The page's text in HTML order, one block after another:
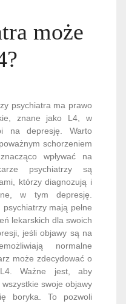
może
psychiatra ma prawo
znane jako L4, w
na depresję. Warto
schorzeniem
wpływać na
psychiatrzy są
którzy diagnozują i
w tym depresję.
mają pełne
lekarskich dla swoich
jeśli objawy są na
normalne
może zdecydować o
L4. Ważne jest, aby
swoje objawy
boryka. To pozwoli